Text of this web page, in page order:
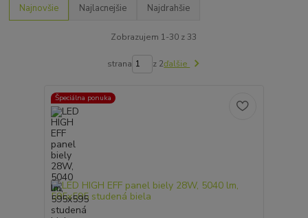
Najnovšie Najlacnejšie Najdrahšie
Zobrazujem 1-30 z 33
strana z 2ďalšie
Špeciálna ponuka